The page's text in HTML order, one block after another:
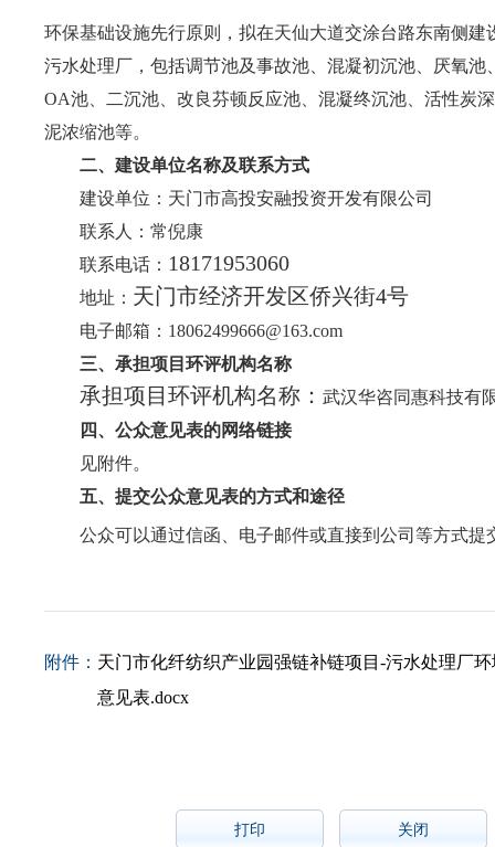
环保基础设施先行原则，拟在天仙大道交涂台路东南侧建
污水处理厂，包括调节池及事故池、混凝初沉池、厌氧池
OA池、二沉池、改良芬顿反应池、混凝终沉池、活性炭
泥浓缩池等。
二、建设单位名称及联系方式
建设单位： 天门市高投安融投资开发有限公司
联系人： 常倪康
联系电话： 18171953060
地址： 天门市经济开发区侨兴街4号
电子邮箱： 18062499666@163.com
三、承担项目环评机构名称
承担项目环评机构名称： 武汉华咨同惠科技有
四、公众意见表的网络链接
见附件。
五、提交公众意见表的方式和途径
公众可以通过信函、电子邮件或直接到公司等方式提
附件： 天门市化纤纺织产业园强链补链项目-污水处理厂
意见表.docx
打印 关闭